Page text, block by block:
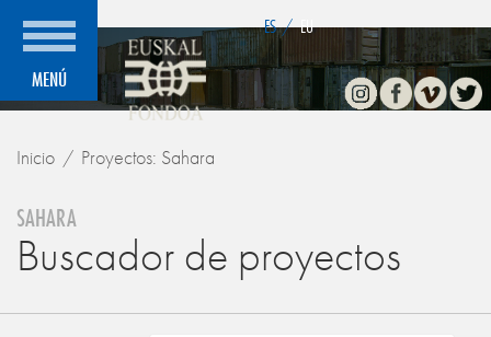
MENÚ
ES / EU
InstagramFacebook
Vimeo
Inicio Proyectos: Sahara
SAHARA
Buscador de proyectos